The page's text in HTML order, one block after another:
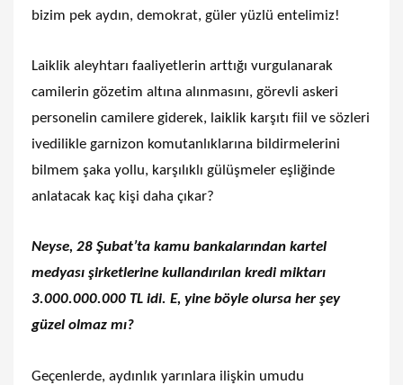
bizim pek aydın, demokrat, güler yüzlü entelimiz!
Laiklik aleyhtarı faaliyetlerin arttığı vurgulanarak
camilerin gözetim altına alınmasını, görevli askeri
personelin camilere giderek, laiklik karşıtı fiil ve sözleri
ivedilikle garnizon komutanlıklarına bildirmelerini
bilmem şaka yollu, karşılıklı gülüşmeler eşliğinde
anlatacak kaç kişi daha çıkar?
Neyse, 28 Şubat’ta kamu bankalarından kartel
medyası şirketlerine kullandırılan kredi miktarı
3.000.000.000 TL idi. E, yine böyle olursa her şey
güzel olmaz mı?
Geçenlerde, aydınlık yarınlara ilişkin umudu